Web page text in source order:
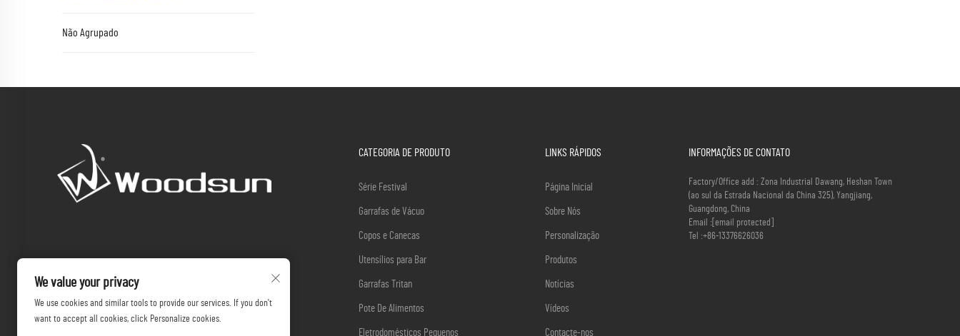
Não Agrupado
CATEGORIA DE PRODUTO
Série Festival
Garrafas de Vácuo
Copos e Canecas
Utensílios para Bar
Garrafas Tritan
Pote De Alimentos
Eletrodomésticos Pequenos
LINKS RÁPIDOS
Página Inicial
Sobre Nós
Personalização
Produtos
Notícias
Vídeos
Contacte-nos
INFORMAÇÕES DE CONTATO
Factory/Office add : Zona Industrial Dawang, Heshan Town
(ao sul da Estrada Nacional da China 325), Yangjiang,
Guangdong, China
Email : [email protected]
Tel :+86-13376626036
We value your privacy
We use cookies and similar tools to provide our services. If you don't
want to accept all cookies, click Personalize cookies.